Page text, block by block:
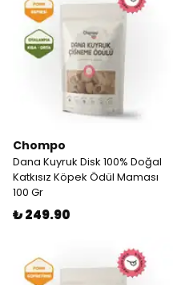
Chompo
Dana Kuyruk Disk 100% Doğal
Katkısız Köpek Ödül Maması
100 Gr
₺ 249.90